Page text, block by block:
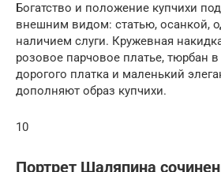
Богатство и положение купчихи
внешним видом: статью, осанкой,
наличием слуги. Кружевная
розовое парчовое платье, тюрбан
дорогого платка и маленький
дополняют образ купчихи.
10
Портрет Шаляпина